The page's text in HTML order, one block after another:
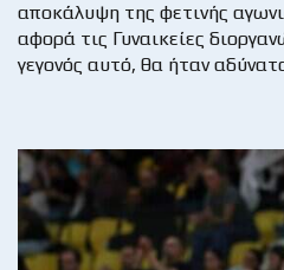
αποκάλυψη της φετινής
αφορά τις Γυναικείες
γεγονός αυτό, θα ήταν